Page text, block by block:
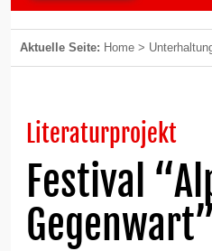
Aktuelle Seite: Home >
Literaturprojekt
Festival
Gegenwart”